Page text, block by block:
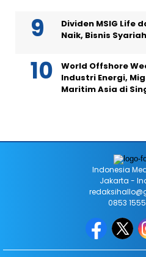
Dividen MSIG Life
Naik, Bisnis
World Offshore
Industri Energi,
Maritim Asia di
Indonesia
Jakarta -
0853